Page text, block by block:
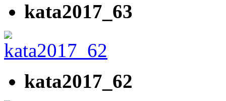
kata2017_63
kata2017_62